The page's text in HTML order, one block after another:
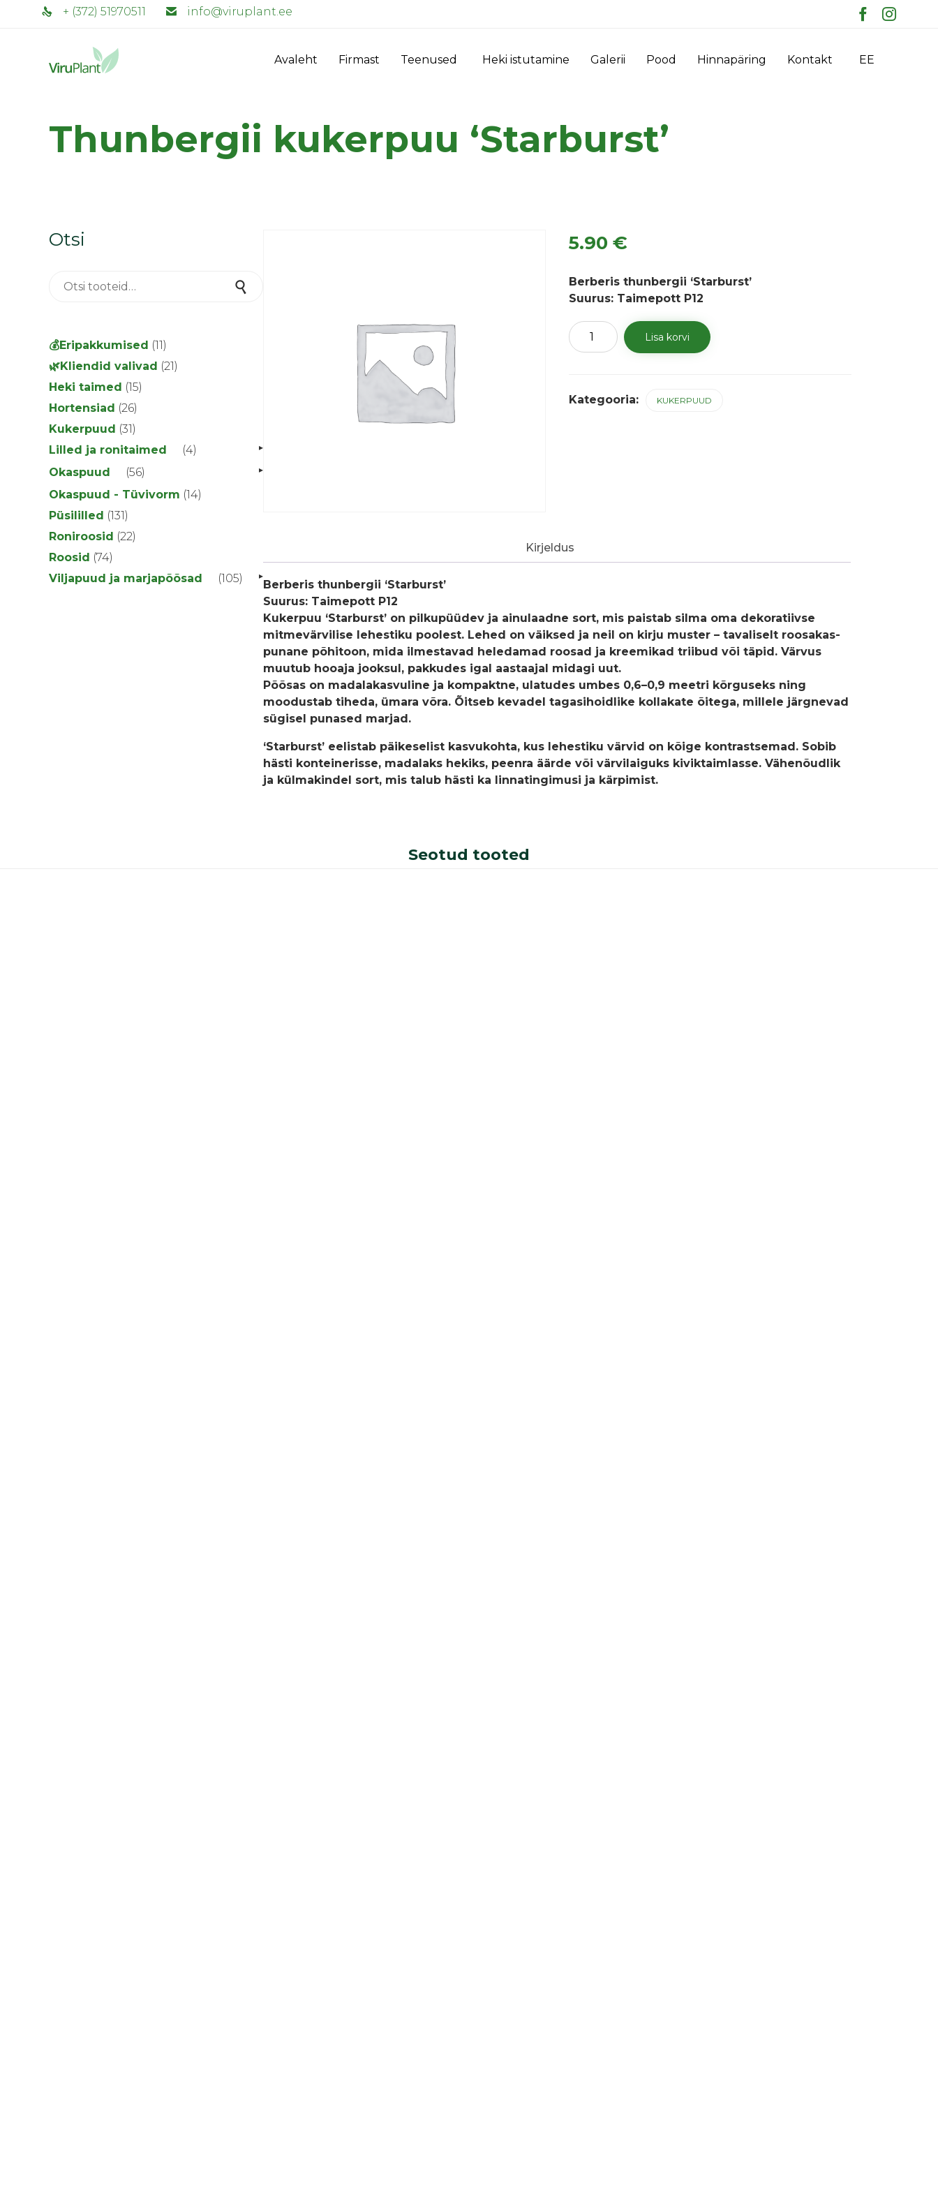
+ (372) 51970511 info@viruplant.ee
Avaleht Firmast Teenused Heki istutamine Galerii Pood Hinnapäring Kontakt EE
Thunbergii kukerpuu ‘Starburst’
5.90€
Berberis thunbergii ‘Starburst’
Suurus: Taimepott P12
Thunbergii
kukerpuu
'Starburst'
Lisa korvi
Kategooria: KUKERPUUD
Kirjeldus
Berberis thunbergii ‘Starburst’
Suurus: Taimepott P12
Kukerpuu ‘Starburst’ on pilkupüüdev ja ainulaadne sort, mis paistab silma oma dekoratiivse
mitmevärvilise lehestiku poolest. Lehed on väiksed ja neil on kirju muster – tavaliselt roosakas-
punane põhitoon, mida ilmestavad heledamad roosad ja kreemikad triibud või täpid. Värvus
muutub hooaja jooksul, pakkudes igal aastaajal midagi uut.
Põõsas on madalakasvuline ja kompaktne, ulatudes umbes 0,6–0,9 meetri kõrguseks ning
moodustab tiheda, ümara võra. Õitseb kevadel tagasihoidlike kollakate õitega, millele järgnevad
sügisel punased marjad.
‘Starburst’ eelistab päikeselist kasvukohta, kus lehestiku värvid on kõige kontrastsemad. Sobib
hästi konteinerisse, madalaks hekiks, peenra äärde või värvilaiguks kiviktaimlasse. Vähenõudlik
ja külmakindel sort, mis talub hästi ka linnatingimusi ja kärpimist.
Otsi
💰Eripakkumised 1111
toodet
🌿Kliendid valivad 2121
Heki taimed 1515
Hortensiad 2626
toodet
Kukerpuud 3131
toodet
Lilled ja ronitaimed 44
▸
Okaspuud 5656
toodet
▸
Okaspuud - Tüvivorm 1414
Püsililled 131131
toodet
Roniroosid 2222
Roosid 7474
toodet
Viljapuud ja marjapõõsad 105105
toodet
▸
Seotud tooted